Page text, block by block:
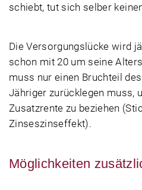
schiebt, tut sich selber
Die Versorgungslücke wird
schon mit 20 um seine
muss nur einen Bruchteil
Jähriger zurücklegen muss,
Zusatzrente zu beziehen
Zinseszinseffekt).
Möglichkeiten